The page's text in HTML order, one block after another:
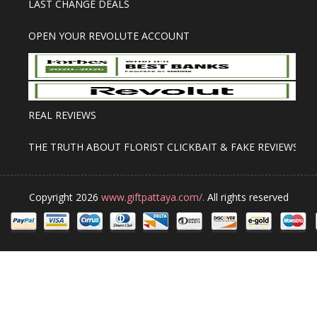
LAST CHANGE DEALS
OPEN YOUR REVOLUTE ACCOUNT
REAL REVIEWS
THE TRUTH ABOUT FLORIST CLICKBAIT & FAKE REVIEWS
Copyright 2026 www.giftpattaya.com/. All rights reserved